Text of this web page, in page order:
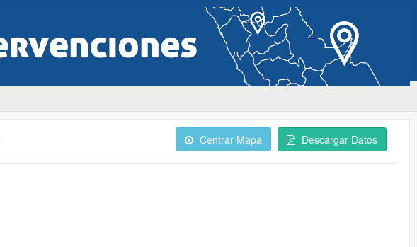
Centrar Mapa Descargar Datos